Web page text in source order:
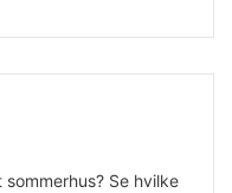
Se hvilke